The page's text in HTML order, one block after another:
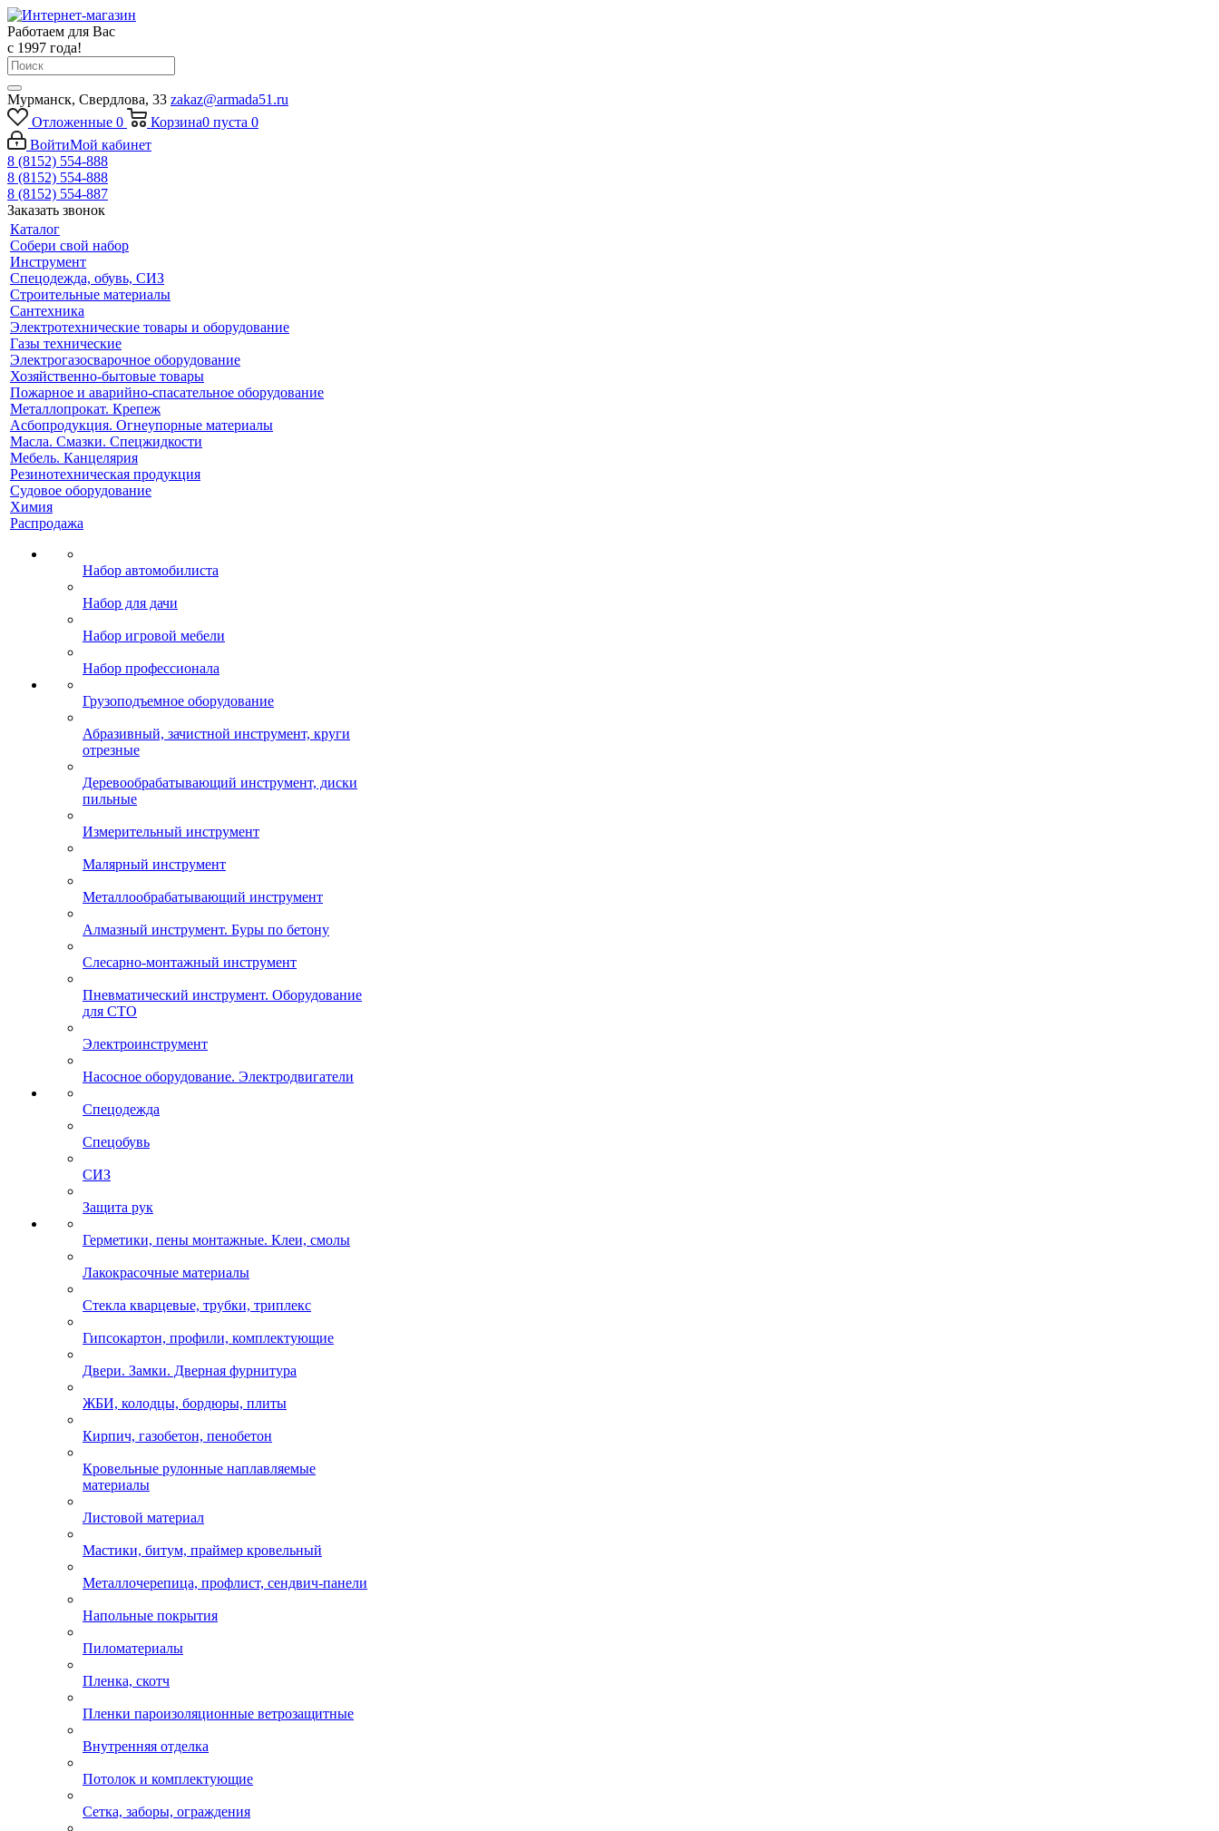
Работаем для Вас
с 1997 года!
Мурманск, Свердлова, 33 zakaz@armada51.ru
Отложенные 0 Корзина0 пуста 0
ВойтиМой кабинет
8 (8152) 554-888
8 (8152) 554-888
8 (8152) 554-887
Заказать звонок
Каталог
Собери свой набор
Инструмент
Спецодежда, обувь, СИЗ
Строительные материалы
Сантехника
Электротехнические товары и оборудование
Газы технические
Электрогазосварочное оборудование
Хозяйственно-бытовые товары
Пожарное и аварийно-спасательное оборудование
Металлопрокат. Крепеж
Асбопродукция. Огнеупорные материалы
Масла. Смазки. Спецжидкости
Мебель. Канцелярия
Резинотехническая продукция
Судовое оборудование
Химия
Распродажа
Набор автомобилиста
Набор для дачи
Набор игровой мебели
Набор профессионала
Грузоподъемное оборудование
Абразивный, зачистной инструмент, круги
отрезные
Деревообрабатывающий инструмент, диски
пильные
Измерительный инструмент
Малярный инструмент
Металлообрабатывающий инструмент
Алмазный инструмент. Буры по бетону
Слесарно-монтажный инструмент
Пневматический инструмент. Оборудование
для СТО
Электроинструмент
Насосное оборудование. Электродвигатели
Спецодежда
Спецобувь
СИЗ
Защита рук
Герметики, пены монтажные. Клеи, смолы
Лакокрасочные материалы
Стекла кварцевые, трубки, триплекс
Гипсокартон, профили, комплектующие
Двери. Замки. Дверная фурнитура
ЖБИ, колодцы, бордюры, плиты
Кирпич, газобетон, пенобетон
Кровельные рулонные наплавляемые
материалы
Листовой материал
Мастики, битум, праймер кровельный
Металлочерепица, профлист, сендвич-панели
Напольные покрытия
Пиломатериалы
Пленка, скотч
Пленки пароизоляционные ветрозащитные
Внутренняя отделка
Потолок и комплектующие
Сетка, заборы, ограждения